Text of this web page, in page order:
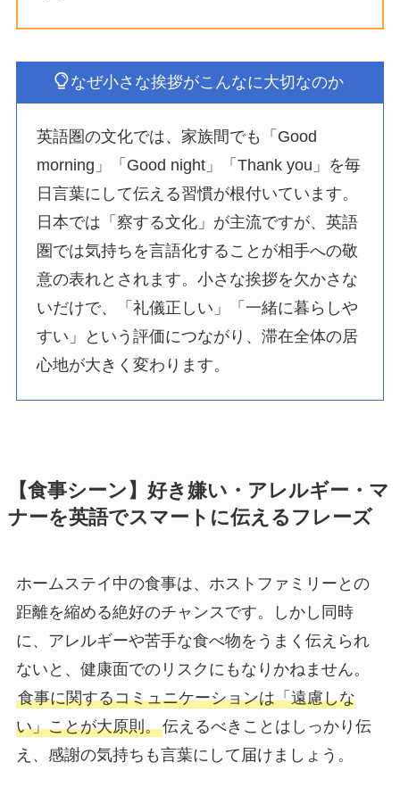
なぜ小さな挨拶がこんなに大切なのか
英語圏の文化では、家族間でも「Good
morning」「Good night」「Thank you」を毎
日言葉にして伝える習慣が根付いています。
日本では「察する文化」が主流ですが、英語
圏では気持ちを言語化することが相手への敬
意の表れとされます。小さな挨拶を欠かさな
いだけで、「礼儀正しい」「一緒に暮らしや
すい」という評価につながり、滞在全体の居
心地が大きく変わります。
【食事シーン】好き嫌い・アレルギー・マ
ナーを英語でスマートに伝えるフレーズ
ホームステイ中の食事は、ホストファミリーとの
距離を縮める絶好のチャンスです。しかし同時
に、アレルギーや苦手な食べ物をうまく伝えられ
ないと、健康面でのリスクにもなりかねません。
食事に関するコミュニケーションは「遠慮しな
い」ことが大原則。伝えるべきことはしっかり伝
え、感謝の気持ちも言葉にして届けましょう。